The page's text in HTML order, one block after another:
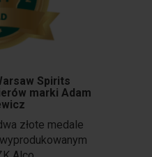
Spirits
marki Adam
złote medale